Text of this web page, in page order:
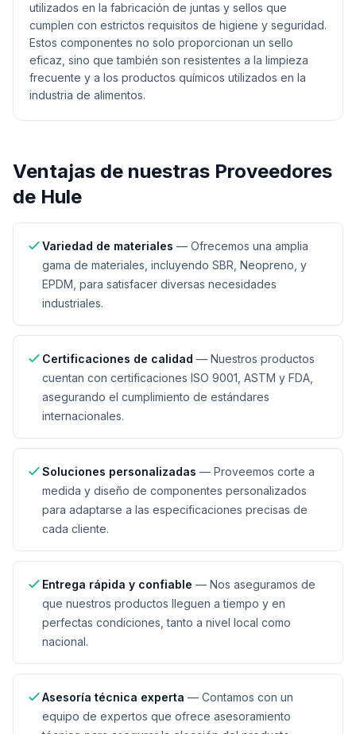
utilizados en la fabricación de juntas y sellos que
cumplen con estrictos requisitos de higiene y seguridad.
Estos componentes no solo proporcionan un sello
eficaz, sino que también son resistentes a la limpieza
frecuente y a los productos químicos utilizados en la
industria de alimentos.
Ventajas de nuestras Proveedores
de Hule
Variedad de materiales — Ofrecemos una amplia
gama de materiales, incluyendo SBR, Neopreno, y
EPDM, para satisfacer diversas necesidades
industriales.
Certificaciones de calidad — Nuestros productos
cuentan con certificaciones ISO 9001, ASTM y FDA,
asegurando el cumplimiento de estándares
internacionales.
Soluciones personalizadas — Proveemos corte a
medida y diseño de componentes personalizados
para adaptarse a las especificaciones precisas de
cada cliente.
Entrega rápida y confiable — Nos aseguramos de
que nuestros productos lleguen a tiempo y en
perfectas condiciones, tanto a nivel local como
nacional.
Asesoría técnica experta — Contamos con un
equipo de expertos que ofrece asesoramiento